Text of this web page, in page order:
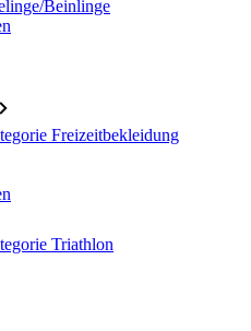
Freizeitbekleidung
Triathlon